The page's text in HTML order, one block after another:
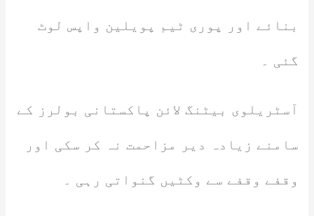
بنائے اور پوری ٹیم پویلین واپس لوٹ
گئی ۔
آسٹریلوی بیٹنگ لائن پاکستانی بولرز کے
سامنے زیادہ دیر مزاحمت نہ کر سکی اور
وقفے وقفے سے وکٹیں گنواتی رہی ۔